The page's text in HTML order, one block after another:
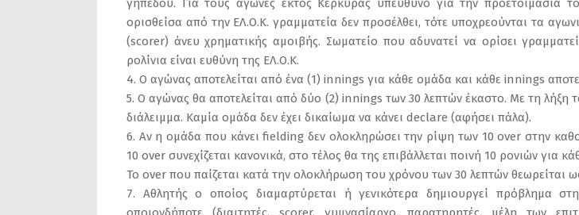
γηπέδου. Για τους αγώνες εκτός Κερκύρας υπεύθυνο για την προετοιμασία
ορισθείσα από την ΕΛ.Ο.Κ. γραμματεία δεν προσέλθει, τότε υποχρεούνται τα
(scorer) άνευ χρηματικής αμοιβής. Σωματείο που αδυνατεί να ορίσει
ρολίνια είναι ευθύνη της ΕΛ.Ο.Κ.
4. Ο αγώνας αποτελείται από ένα (1) innings για κάθε ομάδα και κάθε innings
5. Ο αγώνας θα αποτελείται από δύο (2) innings των 30 λεπτών έκαστο. Με τη
διάλειμμα. Καμία ομάδα δεν έχει δικαίωμα να κάνει declare (αφήσει πάλα).
6. Αν η ομάδα που κάνει fielding δεν ολοκληρώσει την ρίψη των 10 over στην
10 over συνεχίζεται κανονικά, στο τέλος θα της επιβάλλεται ποινή 10 ρονιών για
Το over που παίζεται κατά την ολοκλήρωση του χρόνου των 30 λεπτών θεωρείται
7. Αθλητής ο οποίος διαμαρτύρεται ή γενικότερα δημιουργεί πρόβλημα